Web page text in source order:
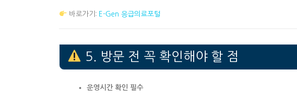
바로가기: E-Gen 응급의료포털
5. 방문 전 꼭 확인해야 할 점
운영시간 확인 필수